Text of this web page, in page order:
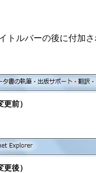
トルバーの後に付加
前）
後）